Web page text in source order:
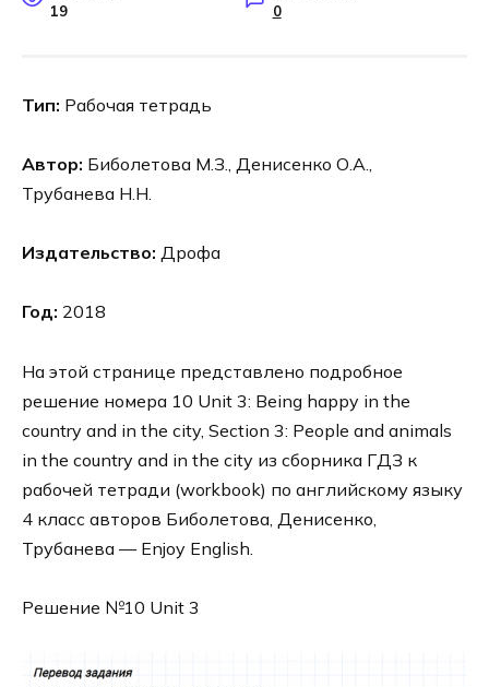
19 0
Тип: Рабочая тетрадь
Автор: Биболетова М.З., Денисенко О.А.,
Трубанева Н.Н.
Издательство: Дрофа
Год: 2018
На этой странице представлено подробное
решение номера 10 Unit 3: Being happy in the
country and in the city, Section 3: People and animals
in the country and in the city из сборника ГДЗ к
рабочей тетради (workbook) по английскому языку
4 класс авторов Биболетова, Денисенко,
Трубанева — Enjoy English.
Решение №10 Unit 3